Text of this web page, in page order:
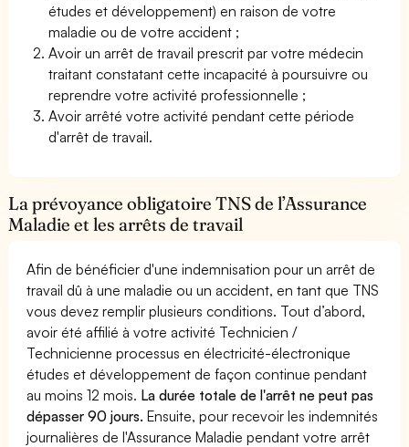
études et développement) en raison de votre
maladie ou de votre accident ;
Avoir un arrêt de travail prescrit par votre médecin
traitant constatant cette incapacité à poursuivre ou
reprendre votre activité professionnelle ;
Avoir arrêté votre activité pendant cette période
d'arrêt de travail.
La prévoyance obligatoire TNS de l’Assurance
Maladie et les arrêts de travail
Afin de bénéficier d'une indemnisation pour un arrêt de
travail dû à une maladie ou un accident, en tant que TNS
vous devez remplir plusieurs conditions. Tout d’abord,
avoir été affilié à votre activité Technicien /
Technicienne processus en électricité-électronique
études et développement de façon continue pendant
au moins 12 mois. La durée totale de l'arrêt ne peut pas
dépasser 90 jours. Ensuite, pour recevoir les indemnités
journalières de l'Assurance Maladie pendant votre arrêt